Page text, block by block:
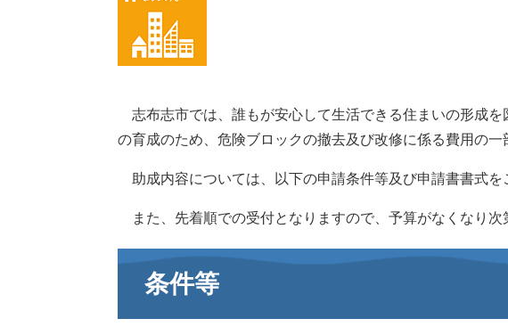
志布志市では、誰もが安心して生活できる住まいの形成
の育成のため、危険ブロックの撤去及び改修に係る費用の一
助成内容については、以下の申請条件等及び申請書書式を
また、先着順での受付となりますので、予算がなくなり次
条件等